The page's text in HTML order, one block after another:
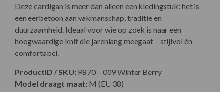
Deze cardigan is meer dan alleen een kledingstuk: het is
een eerbetoon aan vakmanschap, traditie en
duurzaamheid. Ideaal voor wie op zoek is naar een
hoogwaardige knit die jarenlang meegaat – stijlvol én
comfortabel.
ProductID / SKU: R870 – 009 Winter Berry
Model draagt maat: M (EU 38)